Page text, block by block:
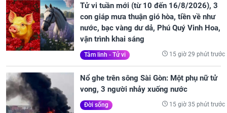
Tử vi tuần mới (từ 10 đến 16/8/2026), 3
con giáp mưa thuận gió hòa, tiền về như
nước, bạc vàng dư dả, Phú Quý Vinh Hoa,
vận trình khai sáng
Tâm linh - Tử vi 15 giờ 29 phút trước
Nổ ghe trên sông Sài Gòn: Một phụ nữ tử
vong, 3 người nhảy xuống nước
Đời sống 15 giờ 35 phút trước